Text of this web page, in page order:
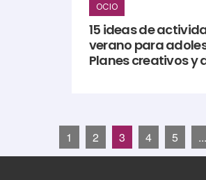
OCIO
15 ideas de
verano para
Planes creativos y
1 2 3 4 5 ...